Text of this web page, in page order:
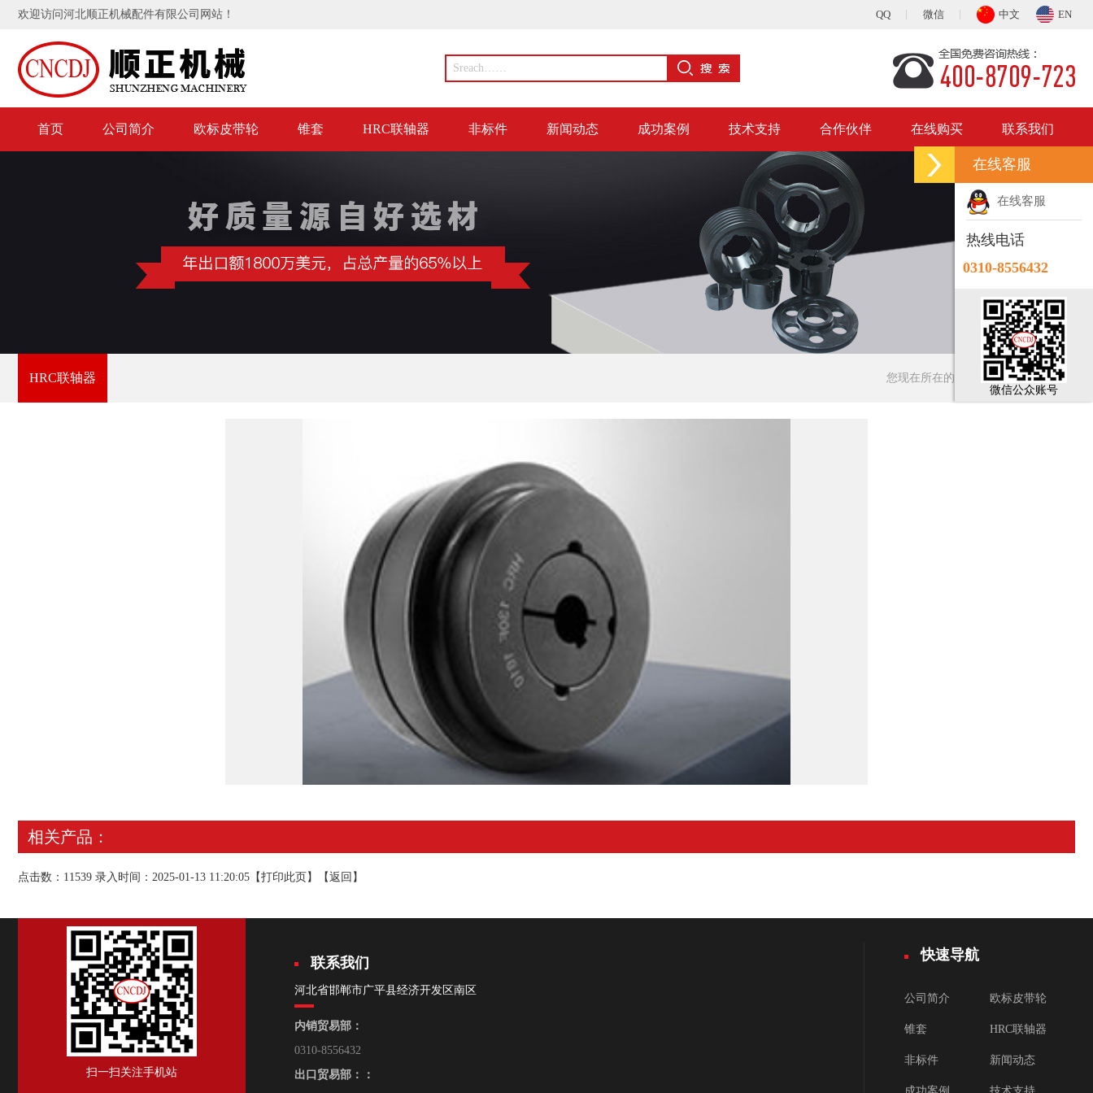
欢迎访问河北顺正机械配件有限公司网站！ QQ 微信 中文 EN
首页 公司简介 欧标皮带轮 锥套 HRC联轴器 非标件 新闻动态 成功案例 技术支持 合作伙伴 在线购买 联系我们
HRC联轴器 您现在所在的位置：首页>HRC联轴器
相关产品：
点击数：11539 录入时间：2025-01-13 11:20:05【打印此页 】【返回 】
扫一扫关注手机站
联系我们
河北省邯郸市广平县经济开发区南区
内销贸易部：
0310-8556432
出口贸易部：：
快速导航
公司简介 欧标皮带轮
锥套 HRC联轴器
非标件 新闻动态
在线客服
在线客服
热线电话
0310-8556432
微信公众账号